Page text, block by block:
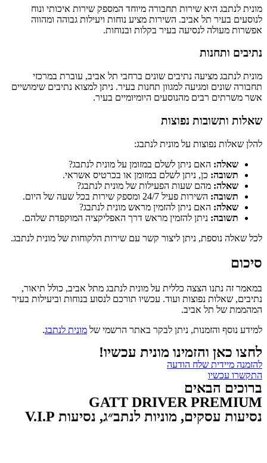
מונית לנתבג היא שירות תחבורה מיוחד המספק שירות איכותי ונוח
לנוסעים בעיר תל אביב. השירות מציע נוחות ויעילות גבוהה ומהווה
אפשרות מעולה לנסיעה בעיר בקלות ובנוחות.
נתיבים ותחנות
מונית לנתבג מציעה נתיבים שונים ברחבי תל אביב, עוברת במרכזי
תחבורה שונים ומגיעה למגוון תחנות בעיר. ניתן למצוא נתיבים שימושיים
אשר משרתים רבים מהנוסעים היומיומיים בעיר.
שאלות ותשובות נפוצות
להלן שאלות נפוצות על מונית לנתבג:
שאלה: האם ניתן לשלם במזומן על מונית לנתבג?
תשובה: כן, ניתן לשלם במזומן או בכרטיס אשראי.
שאלה: מהם שעות הפעילות של מונית לנתבג?
תשובה: השירות פעיל 24/7 ומספק שירות בכל שעה של היום.
שאלה: האם ניתן להזמין מראש מונית לנתבג?
תשובה: ניתן להזמין מראש דרך האפליקציה המוקפדת שלהם.
לכל שאלה נוספת, ניתן ליצור קשר עם שירות הלקוחות של מונית לנתבג.
סיכום
במאמר זה נתנו הצצה כללית על מונית לנתבג מתל אביב, כולל תיאור,
נתיבים, שאלות נפוצות ועוד. עכשיו תורכם לנסוע בנוחות וביעילות בעיר
המהממת של תל אביב.
למידע נוסף והזמנות, ניתן לבקר באתר הרשמי של מונית לנתבג.
לחצו כאן והזמינו מונית עכשיו!
להזמנה מיידית שלח הודעה
התקשרו עכשיו
ברוכים הבאים
GATT DRIVER PREMIUM
נסיעות עסקים, מוניות לנתב״ג, נסיעות V.I.P